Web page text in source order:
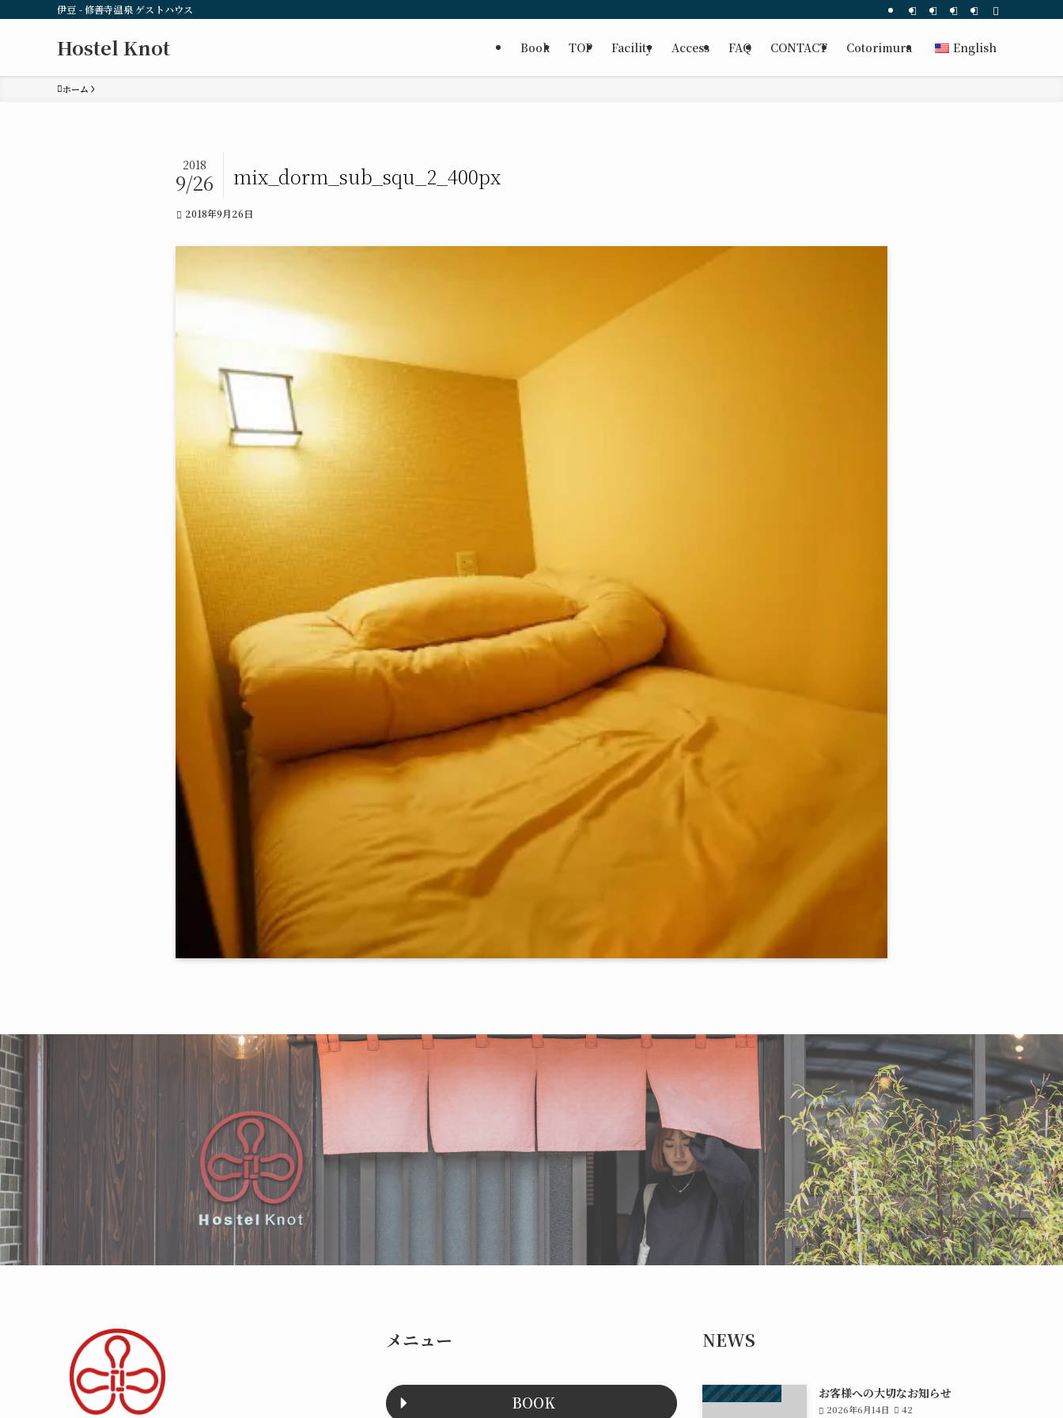
伊豆 - 修善寺温泉 ゲストハウス
Hostel Knot Book TOP Facility Access FAQ CONTACT Cotorimura English
ホーム
mix_dorm_sub_squ_2_400px
2018
9/26
2018年9月26日
メニュー
BOOK
NEWS
Information お客様への大切なお知らせ
2026年6月14日 42